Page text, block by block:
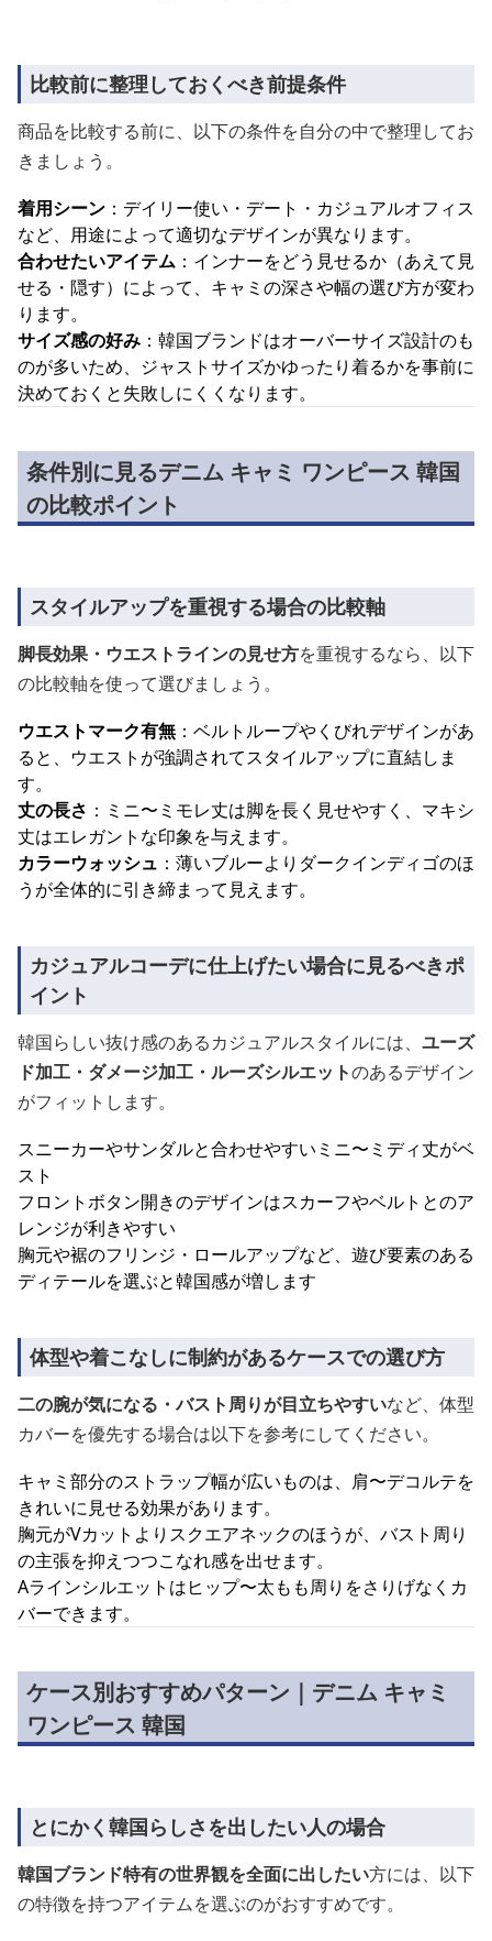
比較前に整理しておくべき前提条件
商品を比較する前に、以下の条件を自分の中で整理してお
きましょう。
着用シーン ：デイリー使い・デート・カジュアルオフィス
など、用途によって適切なデザインが異なります。
合わせたいアイテム ：インナーをどう見せるか（あえて見
せる・隠す）によって、キャミの深さや幅の選び方が変わ
ります。
サイズ感の好み ：韓国ブランドはオーバーサイズ設計のも
のが多いため、ジャストサイズかゆったり着るかを事前に
決めておくと失敗しにくくなります。
条件別に見るデニム キャミ ワンピース 韓国
の比較ポイント
スタイルアップを重視する場合の比較軸
脚長効果・ウエストラインの見せ方を重視するなら、以下
の比較軸を使って選びましょう。
ウエストマーク有無 ：ベルトループやくびれデザインがあ
ると、ウエストが強調されてスタイルアップに直結しま
す。
丈の長さ ：ミニ〜ミモレ丈は脚を長く見せやすく、マキシ
丈はエレガントな印象を与えます。
カラーウォッシュ ：薄いブルーよりダークインディゴのほ
うが全体的に引き締まって見えます。
カジュアルコーデに仕上げたい場合に見るべきポ
イント
韓国らしい抜け感のあるカジュアルスタイルには、 ユーズ
ド加工・ダメージ加工・ルーズシルエットのあるデザイン
がフィットします。
スニーカーやサンダルと合わせやすいミニ〜ミディ丈がベ
スト
フロントボタン開きのデザインはスカーフやベルトとのア
レンジが利きやすい
胸元や裾のフリンジ・ロールアップなど、遊び要素のある
ディテールを選ぶと韓国感が増します
体型や着こなしに制約があるケースでの選び方
二の腕が気になる・バスト周りが目立ちやすいなど、体型
カバーを優先する場合は以下を参考にしてください。
キャミ部分のストラップ幅が広いものは、肩〜デコルテを
きれいに見せる効果があります。
胸元がVカットよりスクエアネックのほうが、バスト周り
の主張を抑えつつこなれ感を出せます。
Aラインシルエットはヒップ〜太もも周りをさりげなくカ
バーできます。
ケース別おすすめパターン｜デニム キャミ
ワンピース 韓国
とにかく韓国らしさを出したい人の場合
韓国ブランド特有の世界観を全面に出したい方には、以下
の特徴を持つアイテムを選ぶのがおすすめです。